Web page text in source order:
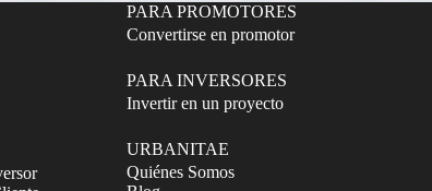
PARA PROMOTORES
Convertirse en promotor
PARA INVERSORES
Invertir en un proyecto
URBANITAE
Quiénes Somos